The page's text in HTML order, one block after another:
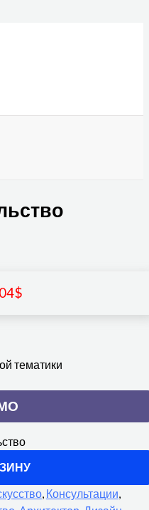
$
тематики
, Консультации,